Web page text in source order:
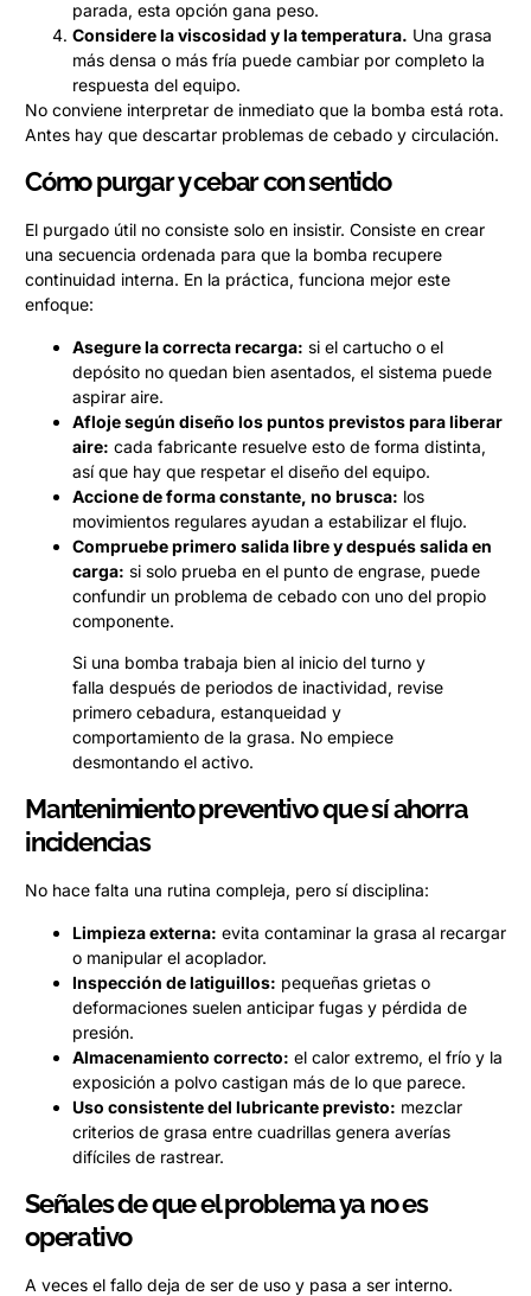
parada, esta opción gana peso.
Considere la viscosidad y la temperatura. Una grasa
más densa o más fría puede cambiar por completo la
respuesta del equipo.
No conviene interpretar de inmediato que la bomba está rota.
Antes hay que descartar problemas de cebado y circulación.
Cómo purgar y cebar con sentido
El purgado útil no consiste solo en insistir. Consiste en crear
una secuencia ordenada para que la bomba recupere
continuidad interna. En la práctica, funciona mejor este
enfoque:
Asegure la correcta recarga: si el cartucho o el
depósito no quedan bien asentados, el sistema puede
aspirar aire.
Afloje según diseño los puntos previstos para liberar
aire: cada fabricante resuelve esto de forma distinta,
así que hay que respetar el diseño del equipo.
Accione de forma constante, no brusca: los
movimientos regulares ayudan a estabilizar el flujo.
Compruebe primero salida libre y después salida en
carga: si solo prueba en el punto de engrase, puede
confundir un problema de cebado con uno del propio
componente.
Si una bomba trabaja bien al inicio del turno y
falla después de periodos de inactividad, revise
primero cebadura, estanqueidad y
comportamiento de la grasa. No empiece
desmontando el activo.
Mantenimiento preventivo que sí ahorra
incidencias
No hace falta una rutina compleja, pero sí disciplina:
Limpieza externa: evita contaminar la grasa al recargar
o manipular el acoplador.
Inspección de latiguillos: pequeñas grietas o
deformaciones suelen anticipar fugas y pérdida de
presión.
Almacenamiento correcto: el calor extremo, el frío y la
exposición a polvo castigan más de lo que parece.
Uso consistente del lubricante previsto: mezclar
criterios de grasa entre cuadrillas genera averías
difíciles de rastrear.
Señales de que el problema ya no es
operativo
A veces el fallo deja de ser de uso y pasa a ser interno.